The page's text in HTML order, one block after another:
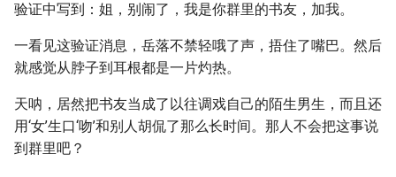
验证中写到：姐，别闹了，我是你群里的书友，加我。
一看见这验证消息，岳落不禁轻哦了声，捂住了嘴巴。然后
就感觉从脖子到耳根都是一片灼热。
天呐，居然把书友当成了以往调戏自己的陌生男生，而且还
用‘女’生口‘吻’和别人胡侃了那么长时间。那人不会把这事说
到群里吧？